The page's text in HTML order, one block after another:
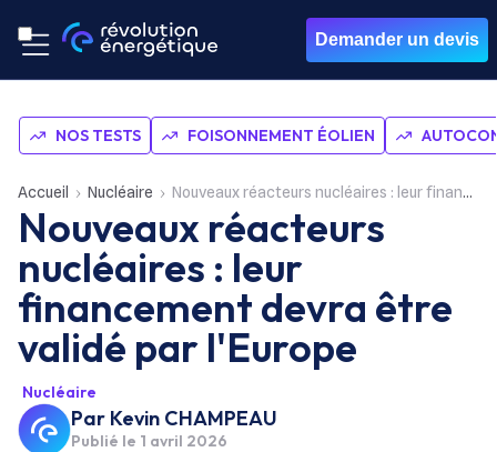
Demander un devis
NOS TESTS FOISONNEMENT ÉOLIEN
Accueil Nucléaire Nouveaux réacteurs nucléaires : leur financement devra être validé par l'Europe
Nouveaux réacteurs
nucléaires : leur
financement devra être
validé par l'Europe
Nucléaire
Par Kevin CHAMPEAU
Publié le 1 avril 2026